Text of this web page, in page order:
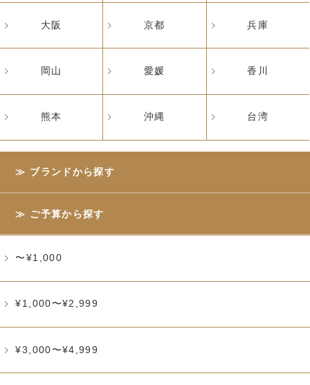
大阪 京都 兵庫
岡山 愛媛 香川
熊本 沖縄 台湾
ブランドから探す
ご予算から探す
〜¥1,000
¥1,000〜¥2,999
¥3,000〜¥4,999